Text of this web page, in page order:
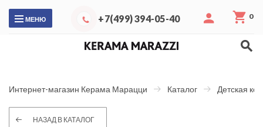
МЕНЮ +7(499) 394-05-40 0
Интернет-магазин Керама Марацци Каталог Детская
НАЗАД В КАТАЛОГ